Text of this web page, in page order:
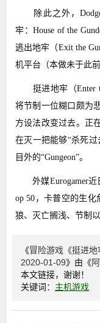
除此之外，Dodge
牢：House of the
逃出地牢（Exit the
机平台（本做未于此
挺进地牢（Enter
将节制一位糊口颇为
方设法改变过去。正
在灭一把能够“杀死
目外的“Gungeon”。
外媒Eurogamer近
op 50，卡普空的生
狼、灭亡搁浅、节制
《冒险游戏《挺进
2020-01-09》由《
本文链接，谢谢！
关键词： 主机游戏